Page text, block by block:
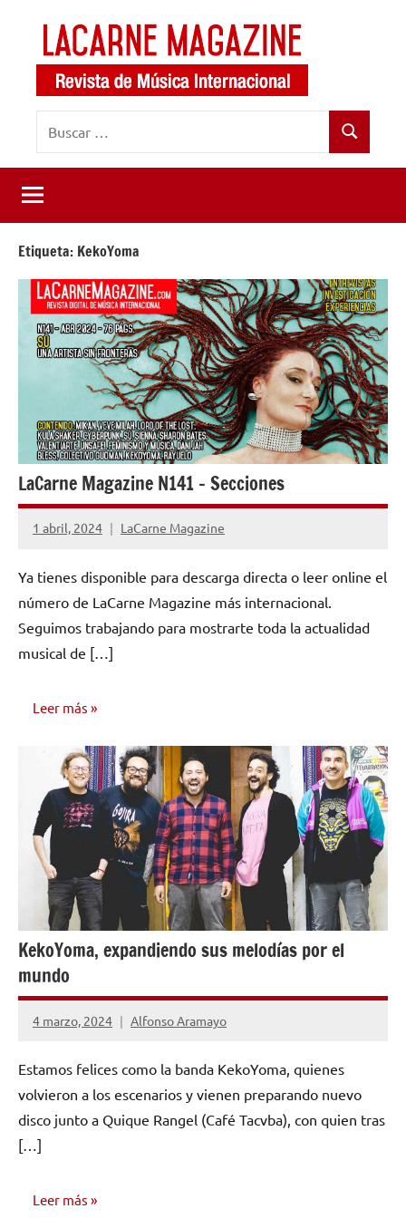
contenido
LaCarne
Magazine
de
música
internacional
Buscar
Etiqueta: KekoYoma
LaCarne Magazine N141 – Secciones
1 abril, 2024 LaCarne Magazine
No
comentarios
Ya tienes disponible para descarga directa o leer online el
número de LaCarne Magazine más internacional.
Seguimos trabajando para mostrarte toda la actualidad
musical de […]
Leer más
NÚMEROS
PUBLICADOS
KekoYoma, expandiendo sus melodías por el
mundo
4 marzo, 2024 Alfonso Aramayo
No
comentarios
Estamos felices como la banda KekoYoma, quienes
volvieron a los escenarios y vienen preparando nuevo
disco junto a Quique Rangel (Café Tacvba), con quien tras
[…]
Leer más